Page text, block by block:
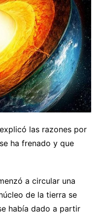
las razones por
ha frenado y que
a circular una
de la tierra se
había dado a partir